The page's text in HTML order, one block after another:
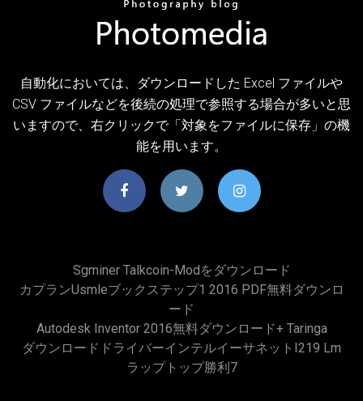
自動化においては、ダウンロードした Excel ファイルや
CSV ファイルなどを後続の処理で参照する場合が多いと思
いますので、右クリックで「対象をファイルに保存」の機
能を用います。
Sgminer Talkcoin-Modをダウンロード
カプランusmleブックステップ1 2016 PDF無料ダウンロ
ード
Autodesk Inventor 2016無料ダウンロード+ Taringa
ダウンロードドライバーインテルイーサネットi219 Lm
ラップトップ勝利7